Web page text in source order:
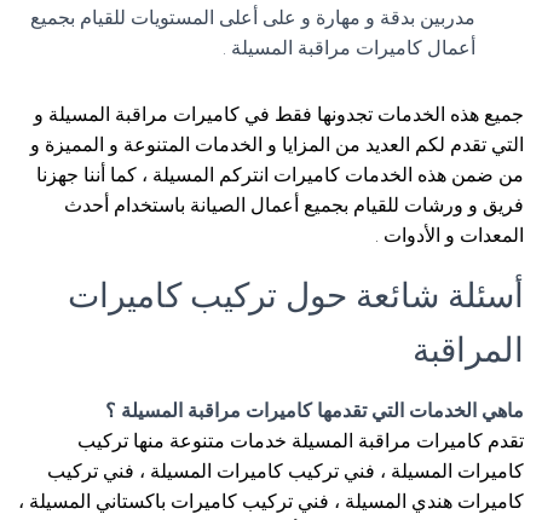
مدربين بدقة و مهارة و على أعلى المستويات للقيام بجميع
أعمال كاميرات مراقبة المسيلة .
جميع هذه الخدمات تجدونها فقط في كاميرات مراقبة المسيلة و
التي تقدم لكم العديد من المزايا و الخدمات المتنوعة و المميزة و
من ضمن هذه الخدمات كاميرات انتركم المسيلة ، كما أننا جهزنا
فريق و ورشات للقيام بجميع أعمال الصيانة باستخدام أحدث
المعدات و الأدوات .
أسئلة شائعة حول تركيب كاميرات
المراقبة
ماهي الخدمات التي تقدمها كاميرات مراقبة المسيلة ؟
تقدم كاميرات مراقبة المسيلة خدمات متنوعة منها تركيب
كاميرات المسيلة ، فني تركيب كاميرات المسيلة ، فني تركيب
كاميرات هندي المسيلة ، فني تركيب كاميرات باكستاني المسيلة ،